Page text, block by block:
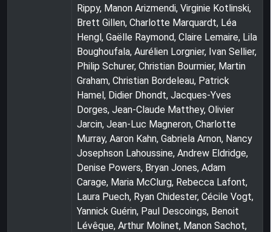
Rippy, Manon Arizmendi, Virginie Kotlinski,
Brett Gillen, Charlotte Marquardt, Léa
Hengl, Gaëlle Raymond, Claire Lemaire, Lila
Boughoufala, Aurélien Lorgnier, Ivan Sellier,
Philip Schurer, Christian Bourmier, Martin
Graham, Christian Bordeleau, Patrick
Hamel, Didier Dhondt, Jacques-Yves
Dorges, Jean-Claude Matthey, Olivier
Jarcin, Jean-Luc Magneron, Charlotte
Murray, Aaron Kahn, Gabriela Arnon, Nancy
Josephson Lahoussine, Andrew Eldridge,
Denise Powers, Bryan Jones, Adam
Carage, Maria McClurg, Rebecca Lafont,
Laura Puech, Ryan Chidester, Cécile Vogt,
Yannick Guérin, Paul Descoings, Benoit
Lévêque, Arthur Molinet, Manon Sachot,